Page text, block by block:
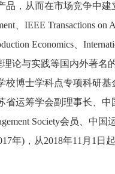
品，从而在市场竞争中
、IEEE Transactions on
Economics、
论与实践等国内外著名
博士学科点专项科研
运筹学会副理事长、
Society会员、中
年)，从2018年11月1日